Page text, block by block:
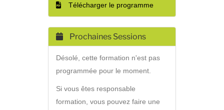
Télécharger le programme
Prochaines Sessions
Désolé, cette formation n'est pas
programmée pour le moment.
Si vous êtes responsable
formation, vous pouvez faire une